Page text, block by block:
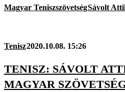
Magyar TeniszszövetségSávolt
Tenisz2020.10.08. 15:26
TENISZ: SÁVOLT
MAGYAR